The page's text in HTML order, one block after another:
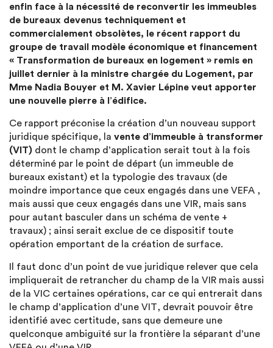
enfin face à la nécessité de reconvertir les immeubles
de bureaux devenus techniquement et
commercialement obsolètes, le récent rapport du
groupe de travail modèle économique et financement
« Transformation de bureaux en logement » remis en
juillet dernier à la ministre chargée du Logement, par
Mme Nadia Bouyer et M. Xavier Lépine veut apporter
une nouvelle pierre à l’édifice.
Ce rapport préconise la création d’un nouveau support
juridique spécifique, la vente d’immeuble à transformer
(VIT) dont le champ d’application serait tout à la fois
déterminé par le point de départ (un immeuble de
bureaux existant) et la typologie des travaux (de
moindre importance que ceux engagés dans une VEFA ,
mais aussi que ceux engagés dans une VIR, mais sans
pour autant basculer dans un schéma de vente +
travaux) ; ainsi serait exclue de ce dispositif toute
opération emportant de la création de surface.
Il faut donc d’un point de vue juridique relever que cela
impliquerait de retrancher du champ de la VIR mais aussi
de la VIC certaines opérations, car ce qui entrerait dans
le champ d’application d’une VIT, devrait pouvoir être
identifié avec certitude, sans que demeure une
quelconque ambiguïté sur la frontière la séparant d’une